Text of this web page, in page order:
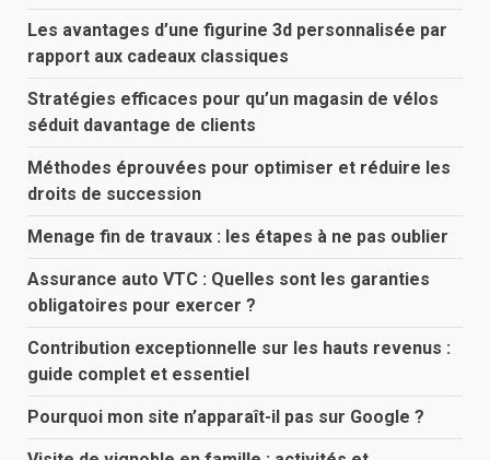
Les avantages d’une figurine 3d personnalisée par
rapport aux cadeaux classiques
Stratégies efficaces pour qu’un magasin de vélos
séduit davantage de clients
Méthodes éprouvées pour optimiser et réduire les
droits de succession
Menage fin de travaux : les étapes à ne pas oublier
Assurance auto VTC : Quelles sont les garanties
obligatoires pour exercer ?
Contribution exceptionnelle sur les hauts revenus :
guide complet et essentiel
Pourquoi mon site n’apparaît-il pas sur Google ?